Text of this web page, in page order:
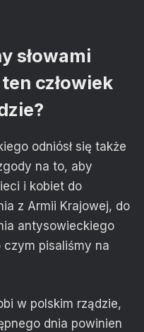
słowami
człowiek
odniósł się także
na to, aby
i kobiet do
z Armii Krajowej, do
antysowieckiego
czym pisaliśmy na
w polskim rządzie,
dnia powinien